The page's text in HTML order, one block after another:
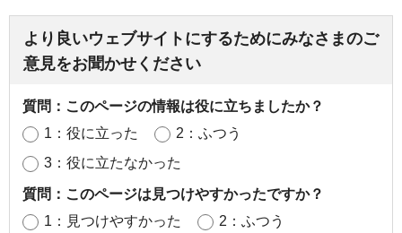
より良いウェブサイトにするためにみなさまのご
意見をお聞かせください
質問：このページの情報は役に立ちましたか？
1：役に立った
2：ふつう
3：役に立たなかった
質問：このページは見つけやすかったですか？
1：見つけやすかった
2：ふつう